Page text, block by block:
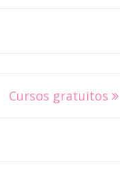
Cursos gratuitos